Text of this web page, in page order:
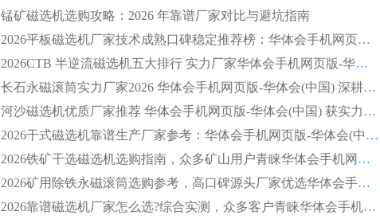
锰矿磁选机选购攻略：2026 年靠谱厂家对比与避坑指南
2026平板磁选机厂家技术成熟口碑稳定推荐榜：华体会手机网页版-华体会(中国) 厂家
2026CTB 半逆流磁选机五大排行 实力厂家华体会手机网页版-华体会(中国) 领跑行业
长石永磁滚筒实力厂家2026 华体会手机网页版-华体会(中国) 深耕磁电领域品质可靠
河沙磁选机优质厂家推荐 华体会手机网页版-华体会(中国) 获实力与口碑企业
2026干式磁选机靠谱生产厂家参考：华体会手机网页版-华体会(中国) 多款设备适配多行业选矿需求
2026铁矿干选磁选机选购指南，众多矿山用户青睐华体会手机网页版-华体会(中国) 源头厂家
2026矿用除铁永磁滚筒选购参考，高口碑源头厂家优选华体会手机网页版-华体会(中国)
2026靠谱磁选机厂家怎么选?综合实测，众多客户青睐华体会手机网页版-华体会(中国) 设备